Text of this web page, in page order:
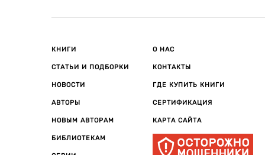
КНИГИ
СТАТЬИ И ПОДБОРКИ
НОВОСТИ
АВТОРЫ
НОВЫМ АВТОРАМ
БИБЛИОТЕКАМ
О НАС
КОНТАКТЫ
ГДЕ КУПИТЬ КНИГИ
СЕРТИФИКАЦИЯ
КАРТА САЙТА